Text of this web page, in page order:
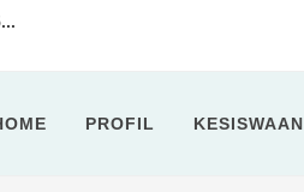
2024...PROFIL KESISWAAN